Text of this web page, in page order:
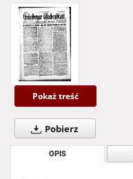
Pokaż treść
Pobierz
OPIS